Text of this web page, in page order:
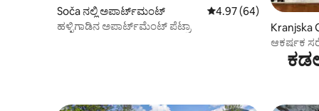
Soča ನಲ್ಲಿ ಅಪಾರ್ಟ್‌ಮಂಟ್ 5 ರಲ್ಲಿ 4.97 ಸರಾಸರಿ
4.97 (64)
ಹಳ್ಳಿಗಾಡಿನ ಅಪಾರ್ಟ್‌ಮೆಂಟ್ ಪೆಟ್ರಾ
Kranjska
ಆಕರ್ಷಕ